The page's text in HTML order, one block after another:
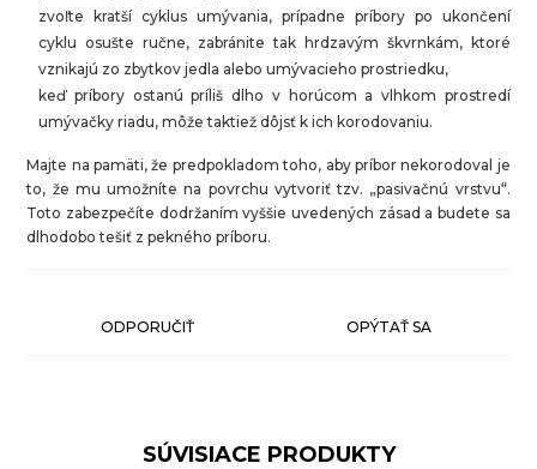
zvoľte kratší cyklus umývania, prípadne príbory po ukončení
cyklu osušte ručne, zabránite tak hrdzavým škvrnkám, ktoré
vznikajú zo zbytkov jedla alebo umývacieho prostriedku,
keď príbory ostanú príliš dlho v horúcom a vlhkom prostredí
umývačky riadu, môže taktiež dôjsť k ich korodovaniu.
Majte na pamäti, že predpokladom toho, aby príbor nekorodoval je
to, že mu umožníte na povrchu vytvoriť tzv. „pasivačnú vrstvu“.
Toto zabezpečíte dodržaním vyššie uvedených zásad a budete sa
dlhodobo tešiť z pekného príboru.
ODPORUČIŤ OPÝTAŤ SA
SÚVISIACE PRODUKTY